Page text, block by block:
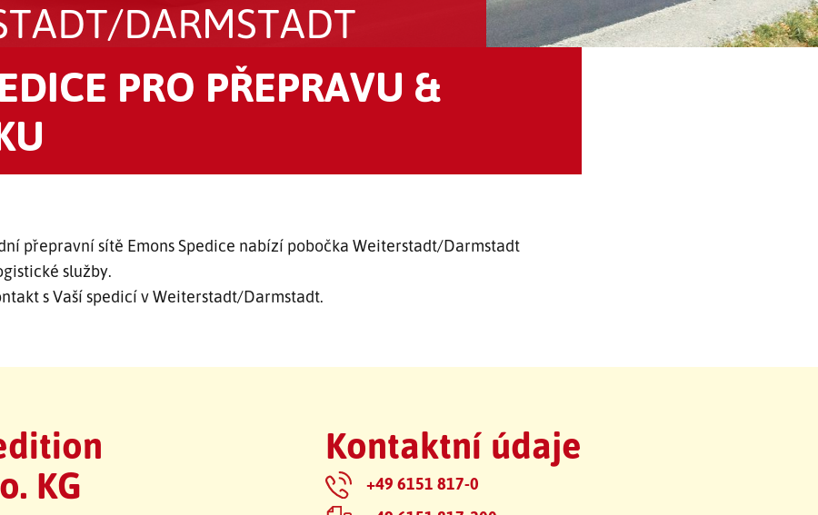
DARMSTADT
PRO PŘEPRAVU &
přepravní sítě Emons Spedice nabízí pobočka Weiterstadt/Darmstadt
služby.
s Vaší spedicí v Weiterstadt/Darmstadt.
KG
Kontaktní údaje
+49 6151 817-0